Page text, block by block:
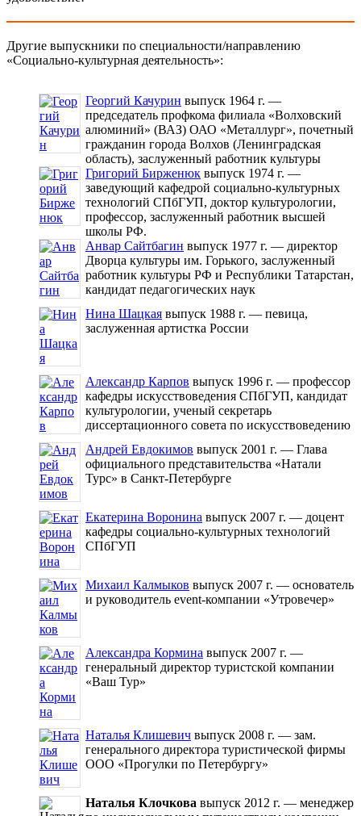
Другие выпускники по специальности/направлению
«Социально-культурная деятельность»:
Георгий Качурин выпуск 1964 г. —
председатель профкома филиала «Волховский
алюминий» (ВАЗ) ОАО «Металлург», почетный
гражданин города Волхов (Ленинградская
область), заслуженный работник культуры
Григорий Бирженюк выпуск 1974 г. —
заведующий кафедрой социально-культурных
технологий СПбГУП, доктор культурологии,
профессор, заслуженный работник высшей
школы РФ.
Анвар Сайтбагин выпуск 1977 г. — директор
Дворца культуры им. Горького, заслуженный
работник культуры РФ и Республики Татарстан,
кандидат педагогических наук
Нина Шацкая выпуск 1988 г. — певица,
заслуженная артистка России
Александр Карпов выпуск 1996 г. — профессор
кафедры искусствоведения СПбГУП, кандидат
культурологии, ученый секретарь
диссертационного совета по искусствоведению
Aндрей Евдoкимов выпуск 2001 г. — Глава
официального представительства «Натали
Турс» в Санкт-Петербурге
Екатерина Воронина выпуск 2007 г. — доцент
кафедры социально-культурных технологий
СПбГУП
Михаил Калмыков выпуск 2007 г. — основатель
и руководитель event-компании «Утровечер»
Александра Кормина выпуск 2007 г. —
генеральный директор туристской компании
«Ваш Тур»
Наталья Клишевич выпуск 2008 г. — зам.
генерального директора туристической фирмы
ООО «Прогулки по Петербургу»
Наталья Клочкова выпуск 2012 г. — менеджер